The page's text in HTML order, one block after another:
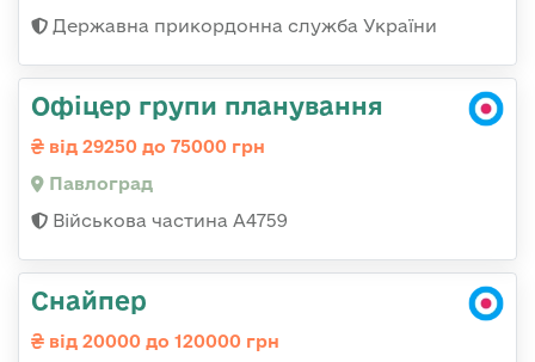
Державна прикордонна служба України
Офіцер групи планування
від 29250 до 75000 грн
Павлоград
Військова частина А4759
Снайпер
від 20000 до 120000 грн